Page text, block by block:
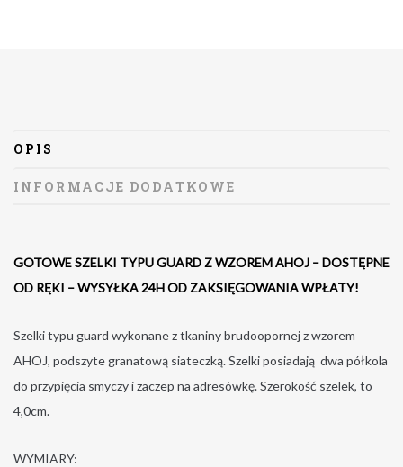
OPIS
INFORMACJE DODATKOWE
GOTOWE SZELKI TYPU GUARD Z WZOREM AHOJ – DOSTĘPNE
OD RĘKI – WYSYŁKA 24H OD ZAKSIĘGOWANIA WPŁATY!
Szelki typu guard wykonane z tkaniny brudoopornej z wzorem
AHOJ, podszyte granatową siateczką. Szelki posiadają dwa półkola
do przypięcia smyczy i zaczep na adresówkę. Szerokość szelek, to
4,0cm.
WYMIARY: